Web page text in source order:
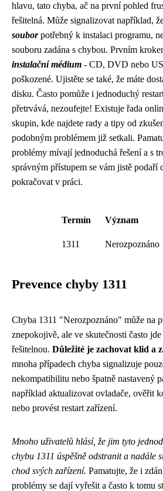
hlavu, tato chyba, ač na první pohled
řešitelná. Může signalizovat například,
souborpotřebný k instalaci programu,
souboru zadána s chybou. Prvním
instalační médium - CD, DVD nebo
poškozené. Ujistěte se také, že máte
disku. Často pomůže i jednoduchý
přetrvává, nezoufejte! Existuje řada
skupin, kde najdete rady a tipy od
podobným problémem již setkali.
problémy mívají jednoduchá řešení a s
správným přístupem se vám jistě podaří
pokračovat v práci.
Termín Význam
1311 Nerozpoznáno
Prevence chyby 1311
Chyba 1311 "Nerozpoznáno" může na
znepokojivě, ale ve skutečnosti často
řešitelnou. Důležité je zachovat klid a
mnoha případech chyba signalizuje
nekompatibilitu nebo špatně nastavený
například aktualizovat ovladače, ověřit
nebo provést restart zařízení.
Mnoho uživatelů hlásí, že jim tyto
chybu 1311 úspěšně odstranit a nadále
chod svých zařízení. Pamatujte, že i
problémy se dají vyřešit a často k tomu